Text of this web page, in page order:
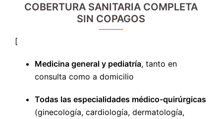
COBERTURA SANITARIA COMPLETA
SIN COPAGOS
[
Medicina general y pediatría, tanto en
consulta como a domicilio
Todas las especialidades médico-quirúrgicas
(ginecología, cardiología, dermatología,